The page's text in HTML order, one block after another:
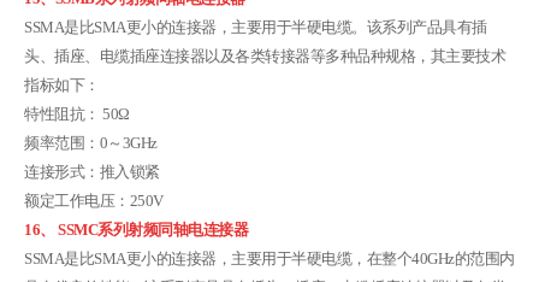
SSMA是比SMA更小的连接器，主要用于半硬电缆。该系列产品具有插
头、插座、电缆插座连接器以及各类转接器等多种品种规格，其主要技术
指标如下：
特性阻抗： 50Ω
频率范围：0～3GHz
连接形式：推入锁紧
额定工作电压：250V
16、 SSMC系列射频同轴电连接器
SSMA是比SMA更小的连接器，主要用于半硬电缆，在整个40GHz的范围内